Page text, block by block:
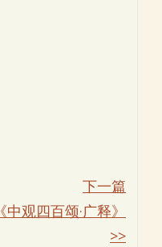
下一篇
《中观四百颂·广释》
>>